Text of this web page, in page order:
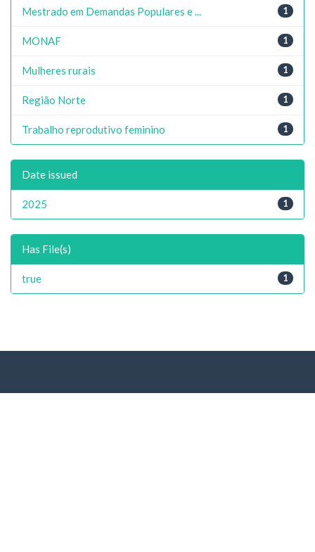
1
Mestrado em Demandas Populares e ...
1
MONAF
1
Mulheres rurais
1
Região Norte
1
Trabalho reprodutivo feminino
Date issued
1
2025
Has File(s)
1
true